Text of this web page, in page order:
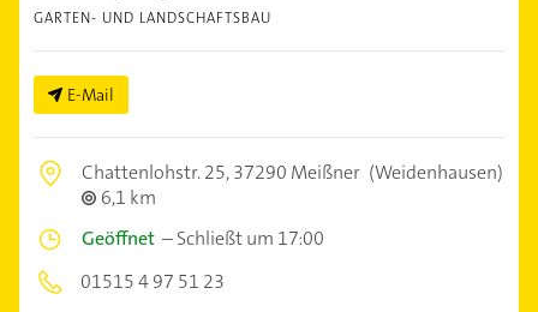
GARTEN- UND LANDSCHAFTSBAU
E-Mail
Chattenlohstr. 25,37290 Meißner (Weidenhausen)
6,1 km
Geöffnet –Schließt um 17:00
01515 4 97 51 23